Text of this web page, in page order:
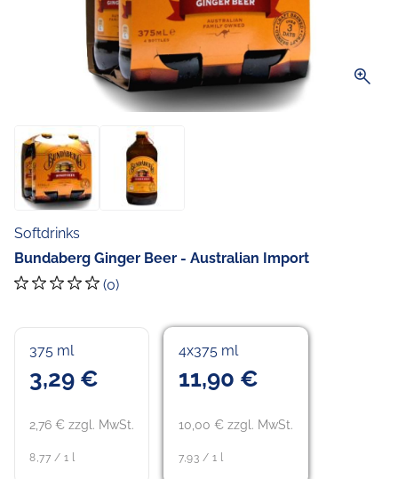
zoom_in
Softdrinks
Bundaberg Ginger Beer - Australian Import
(0)
375 ml
3,29 €
2,76 € zzgl. MwSt.
8,77 / 1 l
4x375 ml
11,90 €
10,00 € zzgl. MwSt.
7,93 / 1 l